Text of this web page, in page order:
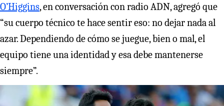
O’Higgins, en conversación con radio ADN, agregó que
“su cuerpo técnico te hace sentir eso: no dejar nada al
azar. Dependiendo de cómo se juegue, bien o mal, el
equipo tiene una identidad y esa debe mantenerse
siempre”.